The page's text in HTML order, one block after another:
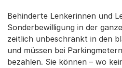
Behinderte Lenkerinnen und
Sonderbewilligung in der
zeitlich unbeschränkt in den
und müssen bei
bezahlen. Sie können – wo